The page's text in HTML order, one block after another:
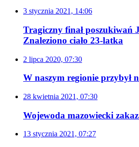
3 stycznia 2021, 14:06
Tragiczny finał poszukiwań
Znaleziono ciało 23-latka
2 lipca 2020, 07:30
W naszym regionie przybył
28 kwietnia 2021, 07:30
Wojewoda mazowiecki
13 stycznia 2021, 07:27